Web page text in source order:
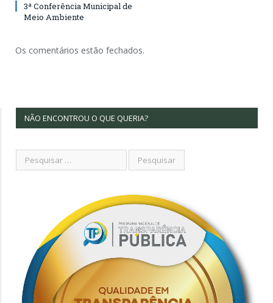
3ª Conferência Municipal de
Meio Ambiente
Os comentários estão fechados.
NÃO ENCONTROU O QUE QUERIA?